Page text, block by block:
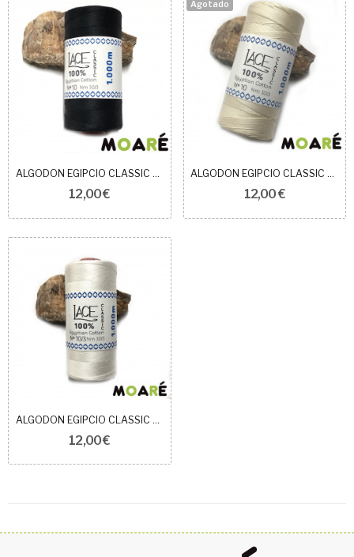
ALGODON EGIPCIO CLASSIC NEGRO N10
12,00 €
Agotado
ALGODON EGIPCIO CLASSIC BEIGE N10
12,00 €
ALGODON EGIPCIO CLASSIC BLANCO N10
12,00 €